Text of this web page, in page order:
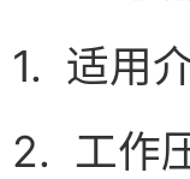
1. 适
2. 工作